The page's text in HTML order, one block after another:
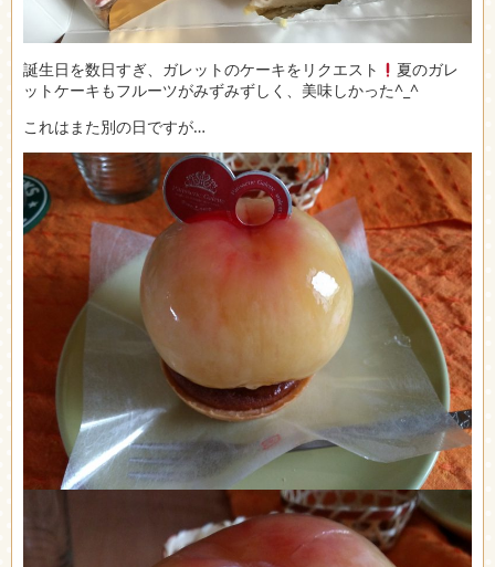
誕生日を数日すぎ、ガレットのケーキをリクエスト
夏のガレ
ットケーキもフルーツがみずみずしく、美味しかった^_^
これはまた別の日ですが…